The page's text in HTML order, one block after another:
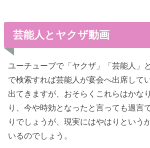
芸能人とヤクザ動画
ユーチューブで「ヤクザ」「芸能人」
で検索すれば芸能人が宴会へ出席して
出てきますが、おそらくこれらはかな
り、今や時効となったと言っても過言
りでしょうが、現実にはやはりという
いるのでしょう。